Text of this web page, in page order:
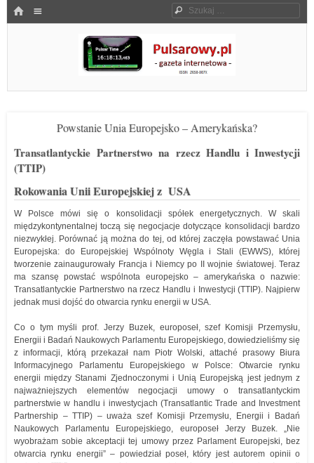
HOME Szukaj
Pulsarowy.pl
Powstanie Unia Europejsko – Amerykańska?
Transatlantyckie Partnerstwo na rzecz Handlu i Inwestycji
(TTIP)
Rokowania Unii Europejskiej z USA
W Polsce mówi się o konsolidacji spółek energetycznych. W skali
międzykontynentalnej toczą się negocjacje dotyczące konsolidacji bardzo
niezwykłej. Porównać ją można do tej, od której zaczęła powstawać Unia
Europejska: do Europejskiej Wspólnoty Węgla i Stali (EWWS), której
tworzenie zainaugurowały Francja i Niemcy po II wojnie światowej. Teraz
ma szansę powstać wspólnota europejsko – amerykańska o nazwie:
Transatlantyckie Partnerstwo na rzecz Handlu i Inwestycji (TTIP). Najpierw
jednak musi dojść do otwarcia rynku energii w USA.
Co o tym myśli prof. Jerzy Buzek, europoseł, szef Komisji Przemysłu,
Energii i Badań Naukowych Parlamentu Europejskiego, dowiedzieliśmy się
z informacji, którą przekazał nam Piotr Wolski, attaché prasowy Biura
Informacyjnego Parlamentu Europejskiego w Polsce: Otwarcie rynku
energii między Stanami Zjednoczonymi i Unią Europejską jest jednym z
najważniejszych elementów negocjacji umowy o transatlantyckim
partnerstwie w handlu i inwestycjach (Transatlantic Trade and Investment
Partnership – TTIP) – uważa szef Komisji Przemysłu, Energii i Badań
Naukowych Parlamentu Europejskiego, europoseł Jerzy Buzek. „Nie
wyobrażam sobie akceptacji tej umowy przez Parlament Europejski, bez
otwarcia rynku energii” – powiedział poseł, który jest autorem opinii o